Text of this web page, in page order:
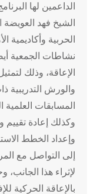
الداعمين لها
الشيخ فهد العويضة
الحربية وأكاديمية
نشاطات الجمعية
الإعاقة، وذلك
والورش التدريبية
المسابقات
وكذلك إعادة تقييم
وإعداد الخطط
إلى التواصل مع
لإثراء هذا
بالإعاقة الحركية